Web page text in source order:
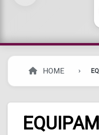
HOME